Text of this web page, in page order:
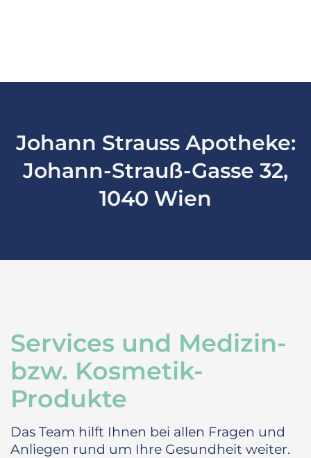
Johann Strauss Apotheke:
Johann-Strauß-Gasse 32,
1040 Wien
Services und Medizin-
bzw. Kosmetik-
Produkte
Das Team hilft Ihnen bei allen Fragen und
Anliegen rund um Ihre Gesundheit weiter.